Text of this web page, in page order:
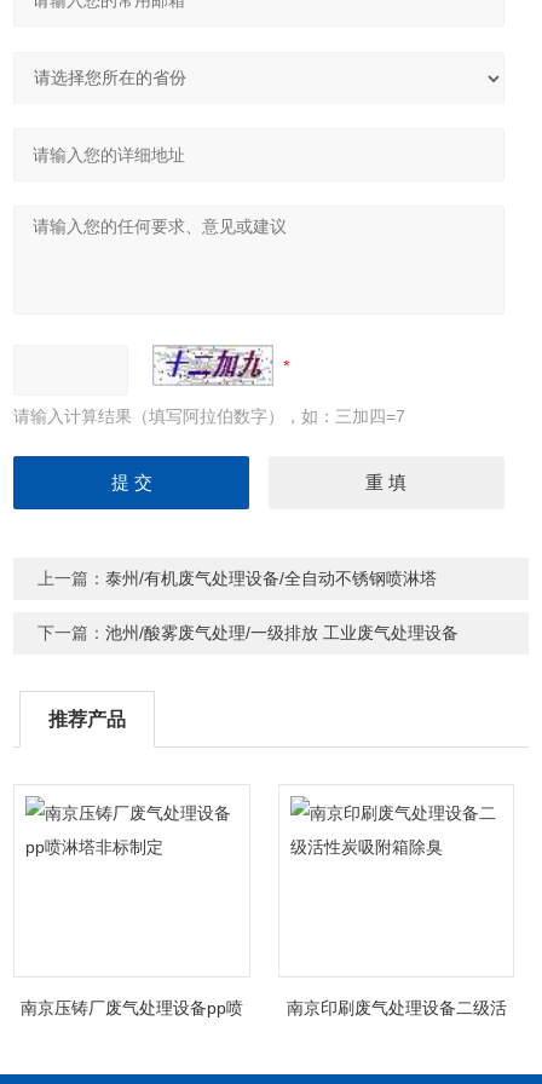
请输入计算结果（填写阿拉伯数字），如：三加四=7
上一篇：泰州/有机废气处理设备/全自动不锈钢喷淋塔
下一篇：池州/酸雾废气处理/一级排放 工业废气处理设备
推荐产品
南京压铸厂废气处理设备pp喷
南京印刷废气处理设备二级活